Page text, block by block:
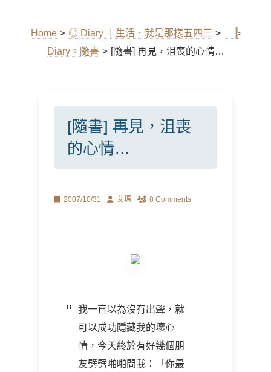
Home > ◎ Diary ｜生活．就是那樣五四三 >
╠
Diary。隨書 > [隨書] 再見，沮喪的心情…
[隨書] 再見，沮喪
的心情…
Posted
2007/10/31 Author
艾瑪 8 Comments
我一直以為沒有出聲，就
可以成功隱藏我的壞心
情，今天終於有好幾個朋
友劈劈啪啪問我：「你最